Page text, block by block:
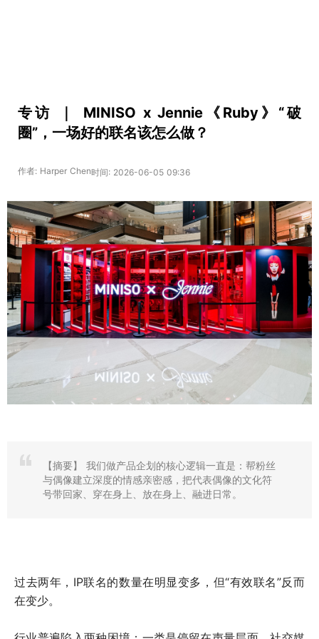
专访 ｜ MINISO x Jennie《Ruby》“破
圈”，一场好的联名该怎么做？
作者: Harper Chen时间: 2026-06-05 09:36
【摘要】
我们做产品企划的核心逻辑一直是：帮粉丝
与偶像建立深度的情感亲密感，把代表偶像的文化符
号带回家、穿在身上、放在身上、融进日常。
过去两年，IP联名的数量在明显变多，但“有效联名”反而
在变少。